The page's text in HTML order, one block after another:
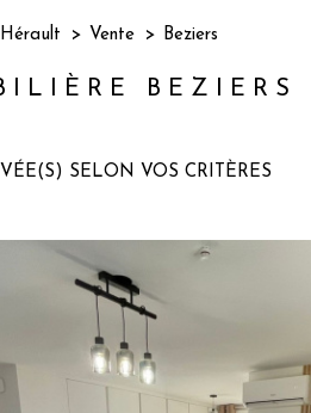
Vente Beziers
BEZIERS
SELON VOS CRITÈRES